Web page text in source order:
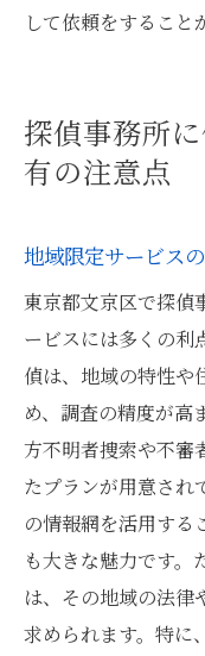
して依頼をすること
探偵事務所
有の注意点
地域限定サービス
東京都文京区で探偵
ービスには多くの利
偵は、地域の特性や
め、調査の精度が高
方不明者捜索や不審
たプランが用意され
の情報網を活用する
も大きな魅力です。
は、その地域の法律
求められます。特に